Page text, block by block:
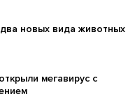
новых вида животных
мегавирус с